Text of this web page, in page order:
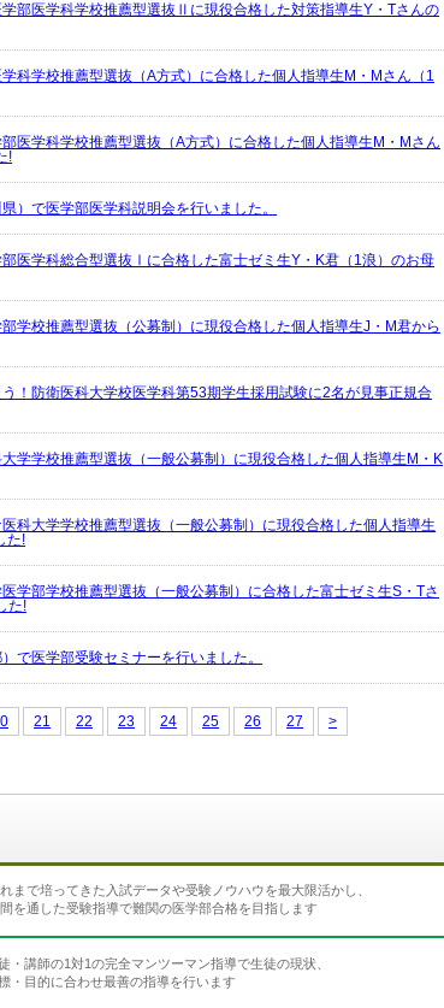
学部医学科学校推薦型選抜Ⅱに現役合格した対策指導生Y・Tさんの
科学校推薦型選抜（A方式）に合格した個人指導生M・Mさん（1
医学科学校推薦型選抜（A方式）に合格した個人指導生M・Mさん
!
）で医学部医学科説明会を行いました。
部医学科総合型選抜Ⅰに合格した富士ゼミ生Y・K君（1浪）のお母
学校推薦型選抜（公募制）に現役合格した個人指導生J・M君から
う！防衛医科大学校医学科第53期学生採用試験に2名が見事正規合
大学学校推薦型選抜（一般公募制）に現役合格した個人指導生M・K
科大学学校推薦型選抜（一般公募制）に現役合格した個人指導生
た!
学部学校推薦型選抜（一般公募制）に合格した富士ゼミ生S・Tさ
た!
で医学部受験セミナーを行いました。
21 22 23 24 25 26 27 >
れまで培ってきた入試データや受験ノウハウを最大限活かし、
を通した受験指導で難関の医学部合格を目指します
・講師の1対1の完全マンツーマン指導で生徒の現状、
・目的に合わせ最善の指導を行います